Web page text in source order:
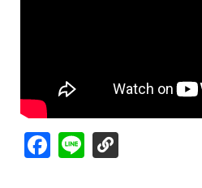
Facebook
Line